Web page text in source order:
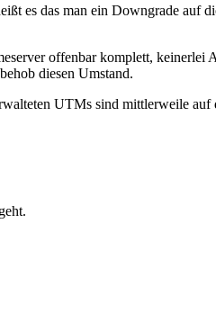
es das man ein Downgrade auf
offenbar komplett, keinerlei
diesen Umstand.
UTMs sind mittlerweile auf